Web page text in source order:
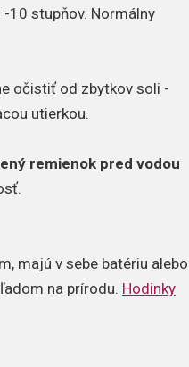
10 stupňov. Normálny
očistiť od zbytkov soli -
utierkou.
remienok pred vodou
majú v sebe batériu alebo
na prírodu. Hodinky